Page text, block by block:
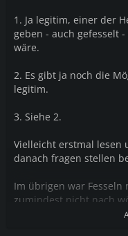
1. Ja legitim, einer der
geben - auch gefesselt
wäre.
2. Es gibt ja noch die
legitim.
3. Siehe 2.
Vielleicht erstmal
danach fragen stellen
Im übrigen war Fesseln
zumindest nicht nach